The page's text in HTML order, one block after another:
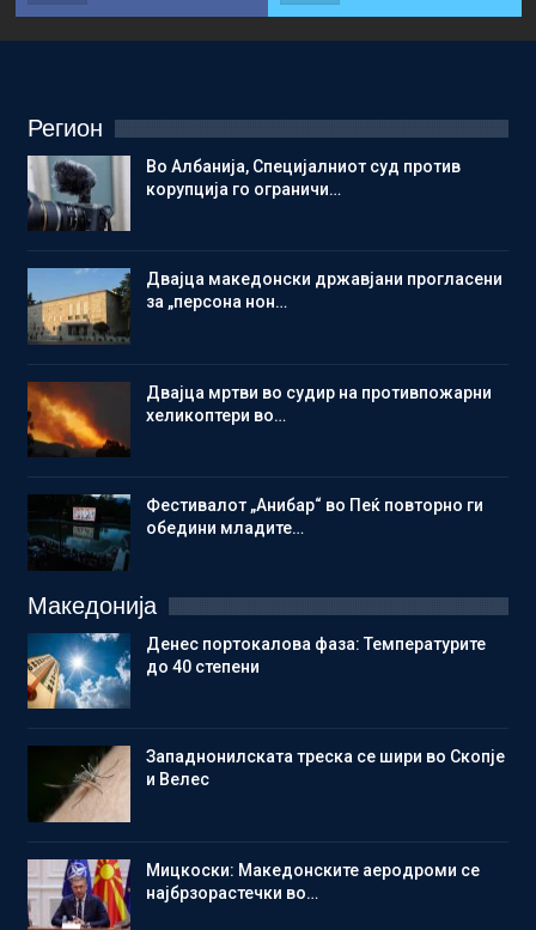
Регион
Во Албанија, Специјалниот суд против
корупција го ограничи…
Двајца македонски државјани прогласени
за „персона нон…
Двајца мртви во судир на противпожарни
хеликоптери во…
Фестивалот „Анибар“ во Пеќ повторно ги
обедини младите…
Македонија
Денес портокалова фаза: Температурите
до 40 степени
Западнонилската треска се шири во Скопје
и Велес
Мицкоски: Македонските аеродроми се
најбрзорастечки во…